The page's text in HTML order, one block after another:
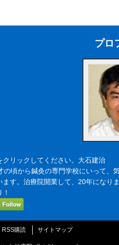
プロ
クリックしてください。大石建治
の頃から鍼灸の専門学校にいって、
ます。治療院開業して、20年になり
RSS購読 サイトマップ